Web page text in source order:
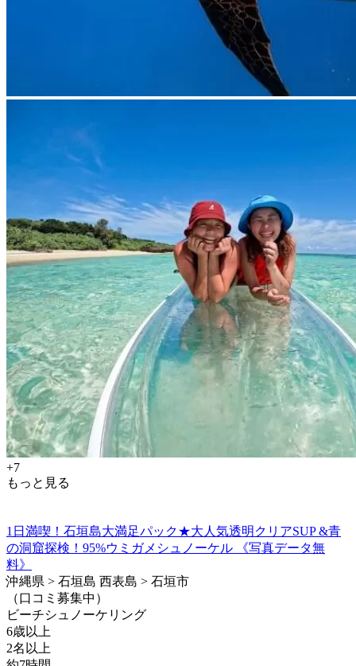
+7
もっと見る
1日満喫！石垣島大満足パック★大人気透明クリアSUP &青
の洞窟探検！95%ウミガメシュノーケル 《写真データ無
料》
沖縄県 > 石垣島 西表島 > 石垣市
（口コミ募集中）
ビーチシュノーケリング
6歳以上
2名以上